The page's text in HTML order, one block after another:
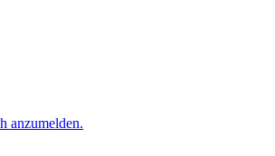
anzumelden.